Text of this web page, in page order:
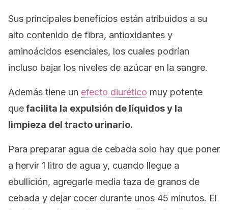
Sus principales beneficios están atribuidos a su
alto contenido de fibra, antioxidantes y
aminoácidos esenciales, los cuales podrían
incluso bajar los niveles de azúcar en la sangre.
Además tiene un efecto diurético muy potente
quefacilita la expulsión de líquidos y la
limpieza del tracto urinario.
Para preparar agua de cebada solo hay que poner
a hervir 1 litro de agua y, cuando llegue a
ebullición, agregarle media taza de granos de
cebada y dejar cocer durante unos 45 minutos. El